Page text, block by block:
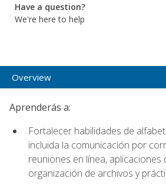
Have a question?
We're here to help
Overview
Aprenderás a:
Fortalecer habilidades de
incluida la comunicación por
reuniones en línea, aplicaciones
organización de archivos y